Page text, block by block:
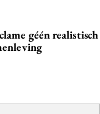
géén realistisch